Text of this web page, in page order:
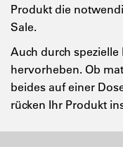
Produkt die
Sale.
Auch durch spezielle
hervorheben. Ob
beides auf einer
rücken Ihr Produkt